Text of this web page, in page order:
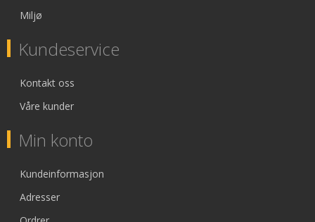
Miljø
Kundeservice
Kontakt oss
Våre kunder
Min konto
Kundeinformasjon
Adresser